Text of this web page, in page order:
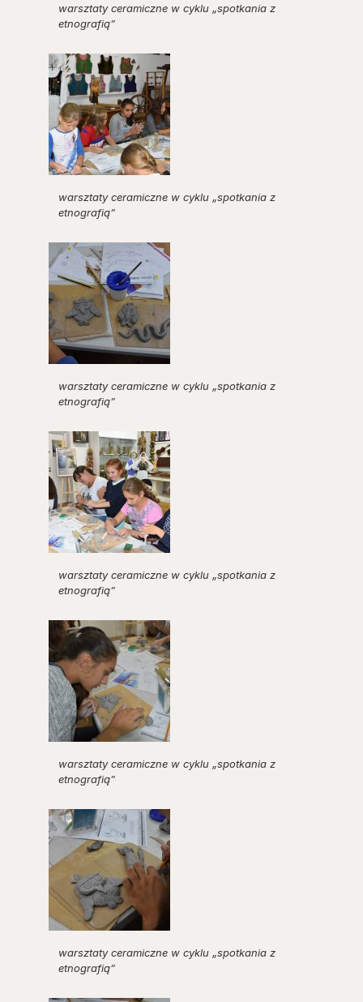
warsztaty ceramiczne w cyklu „spotkania z
etnografią”
warsztaty ceramiczne w cyklu „spotkania z
etnografią”
warsztaty ceramiczne w cyklu „spotkania z
etnografią”
warsztaty ceramiczne w cyklu „spotkania z
etnografią”
warsztaty ceramiczne w cyklu „spotkania z
etnografią”
warsztaty ceramiczne w cyklu „spotkania z
etnografią”